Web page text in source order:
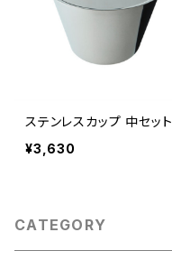
ステンレスカップ 中セット
¥3,630
CATEGORY